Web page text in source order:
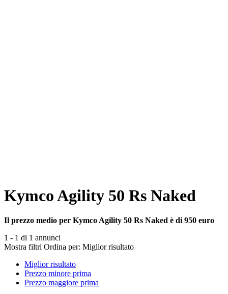
Kymco Agility 50 Rs Naked
Il prezzo medio per Kymco Agility 50 Rs Naked è di 950 euro
1 - 1 di 1 annunci
Mostra filtri Ordina per: Miglior risultato
Miglior risultato
Prezzo minore prima
Prezzo maggiore prima